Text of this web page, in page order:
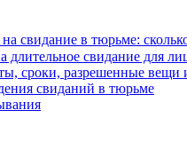
свидание в тюрьме:
длительное свидание для
сроки, разрешенные
свиданий в тюрьме